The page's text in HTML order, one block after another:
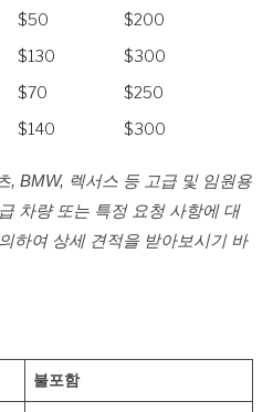
공항 이동 종일 10시간
$50
$200
$130
$300
$70
$250
$140 $300
, BMW, 렉서스 등 고급 및 임원용
차량 또는 특정 요청 사항에 대
하여 상세 견적을 받아보시기 바
불포함